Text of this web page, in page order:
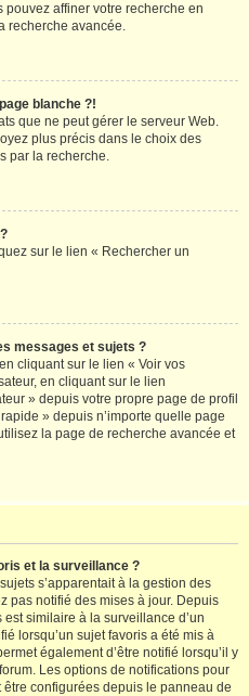
affiner votre recherche en
recherche avancée.
blanche ?!
que ne peut gérer le serveur Web.
plus précis dans le choix des
par la recherche.
sur le lien « Rechercher un
messages et sujets ?
cliquant sur le lien « Voir vos
en cliquant sur le lien
» depuis votre propre page de profil
» depuis n’importe quelle page
la page de recherche avancée et
et la surveillance ?
s’apparentait à la gestion des
pas notifié des mises à jour. Depuis
similaire à la surveillance d’un
lorsqu’un sujet favoris a été mis à
également d’être notifié lorsqu’il y
Les options de notifications pour
configurées depuis le panneau de